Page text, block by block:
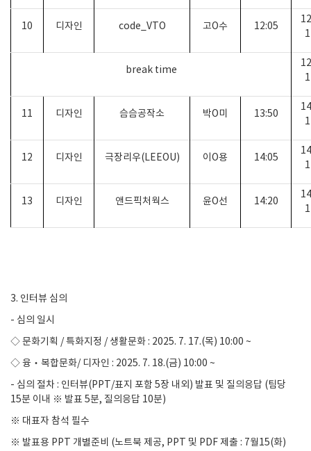
10 디자인 code_VTO 고O수 12:05
break time
11 디자인 슴슴공작소 박O미 13:50
12 디자인 극장리우(LEEOU) 이 O용 14:05
13 디자인 앤드픽처웍스 윤O선 14:20
3. 인터뷰 심의
- 심의 일시
◇ 문화기획 /특화지정 / 생활문화: 2025. 7. 17.(목) 10:00 ~
◇ 융‧복합문화/ 디자인 : 2025. 7. 18.(금) 10:00 ~
- 심의 절차: 인터뷰(PPT/표지 포함 5장 내외 ) 발표 및 질의응답 (팀당
15분 이내 ※ 발표5분, 질의응답 10분)
※ 대표자 참석 필수
※ 발표용 PPT 개별준비 (노트북 제공, PPT 및 PDF 제출 : 7월15(화)